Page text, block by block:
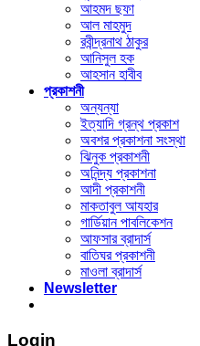
আহমদ ছফা
আল মাহমুদ
রবীন্দ্রনাথ ঠাকুর
আনিসুল হক
আহসান হাবীব
প্রকাশনী
অন্যন্যা
ইত্যাদি গ্রন্থ প্রকাশ
অবশর প্রকাশনা সংস্থা
ঝিনুক প্রকাশনী
অনিন্দ্য প্রকাশনা
আদী প্রকাশনী
মাকতাবুল আযহার
গার্ডিয়ান পাবলিকেশন
আফসার ব্রাদার্স
বাতিঘর প্রকাশনী
মাওলা ব্রাদার্স
Newsletter
Login